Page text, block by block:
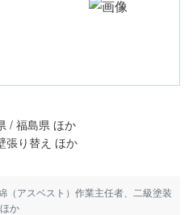
/ 福島県 ほか
張り替え ほか
（アスベスト）作業主任者、二級塗装
か